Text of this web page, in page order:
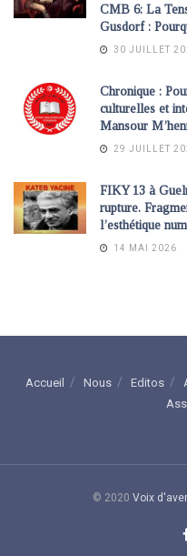
CMB 6: La
Gusdorf :
30 JUILLET
Chronique :
culturelles et
Mansour
29 JUILLET
FIKY 13 à
rupture.
l’esthétique
14 MAI 2026
Accueil Nous Editos
© 2020 Voix